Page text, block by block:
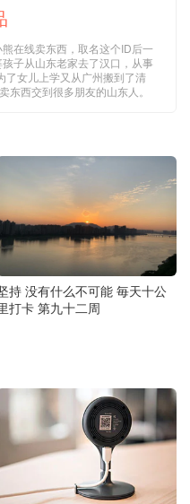
在线卖东西，取名这个ID后一
子从山东老家去了汉口，从事
女儿上学又从广州搬到了清
西交到很多朋友的山东人。
持 没有什么不可能 毎天十公
打卡 第九十二周